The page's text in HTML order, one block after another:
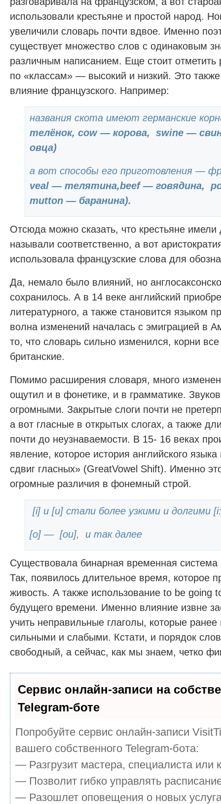
использовали крестьяне и простой народ.
увеличили словарь почти вдвое. Именно
существует множество слов с одинаковым
различным написанием. Еще стоит отметить
по «классам» — высокий и низкий. Это также
влияние французского. Например:
названия скота имеют германские
телёнок, cow — корова,
swine —
овца)
а вот способы его приготовления —
veal — телятина,beef — говядина,
mutton — баранина).
Отсюда можно сказать, что крестьяне имели
называли соответственно, а вот
использовала французские слова для
Да, немало было влияний, но
сохранилось. А в 14 веке английский
литературного, а также становится языком
волна изменений началась с эмиграцией в
то, что словарь сильно изменился, корни
британские.
Помимо расширения словаря, много
ощутил и в фонетике, и в грамматике.
огромными. Закрытые слоги почти не
а вот гласные в открытых слогах, а также
почти до неузнаваемости. В 15- 16 веках
явление, которое история английского
сдвиг гласных» (GreatVowel Shift). Именно
огромные различия в фонемный строй.
[i] и [u] cтали более узкими и долгими
[o] — [ou], и так далее
Существовала бинарная временная
Так, появилось длительное время, которое
живость. А также использование to be going
будущего времени. Именно влияние извне
учить неправильные глаголы, которые ранее
сильными и слабыми. Кстати, и порядок
свободный, а сейчас, как мы знаем, четко
Сервис онлайн-записи на
Telegram-боте
Попробуйте сервис онлайн-записи
вашего собственного Telegram-бота:
— Разгрузит мастера, специалиста или
— Позволит гибко управлять
— Разошлет оповещения о новых